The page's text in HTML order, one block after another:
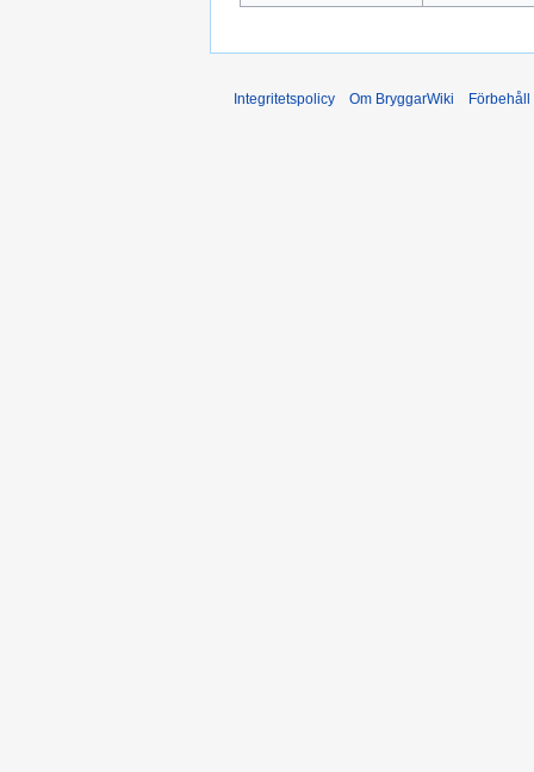
Integritetspolicy Om BryggarWiki Förbehåll